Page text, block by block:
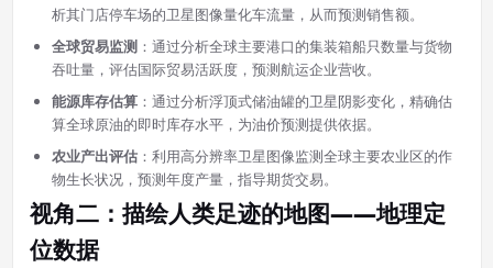
析其门店停车场的卫星图像量化车流量，从而预测销售额。
全球贸易监测：通过分析全球主要港口的集装箱船只数量与货物
吞吐量，评估国际贸易活跃度，预测航运企业营收。
能源库存估算：通过分析浮顶式储油罐的卫星阴影变化，精确估
算全球原油的即时库存水平，为油价预测提供依据。
农业产出评估：利用高分辨率卫星图像监测全球主要农业区的作
物生长状况，预测年度产量，指导期货交易。
视角二：描绘人类足迹的地图——地理定
位数据